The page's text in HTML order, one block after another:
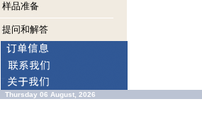
样品准备
提问和解答
Thursday 06 August, 2026